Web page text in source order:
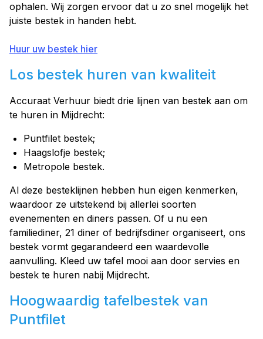
ophalen. Wij zorgen ervoor dat u zo snel mogelijk het
juiste bestek in handen hebt.
Huur uw bestek hier
Los bestek huren van kwaliteit
Accuraat Verhuur biedt drie lijnen van bestek aan om
te huren in Mijdrecht:
Puntfilet bestek;
Haagslofje bestek;
Metropole bestek.
Al deze besteklijnen hebben hun eigen kenmerken,
waardoor ze uitstekend bij allerlei soorten
evenementen en diners passen. Of u nu een
familiediner, 21 diner of bedrijfsdiner organiseert, ons
bestek vormt gegarandeerd een waardevolle
aanvulling. Kleed uw tafel mooi aan door servies en
bestek te huren nabij Mijdrecht.
Hoogwaardig tafelbestek van
Puntfilet